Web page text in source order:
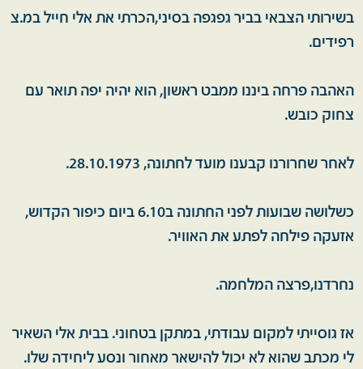
בשירותי הצבאי בביר גפגפה בסיני,הכרתי את אלי חייל במ.צ
רפידים.
האהבה פרחה ביננו ממבט ראשון, הוא יהיה יפה תואר עם
צחוק כובש.
לאחר שחרורנו קבענו מועד לחתונה, 28.10.1973.
כשלושה שבועות לפני החתונה ב6.10 ביום כיפור הקדוש,
אזעקה פילחה לפתע את האוויר.
נחרדנו,פרצה המלחמה.
אז גוסייתי למקום עבודתי, במתקן בטחוני. בבית אלי השאיר
לי מכתב שהוא לא יכול להישאר מאחור ונסע ליחידה שלו.